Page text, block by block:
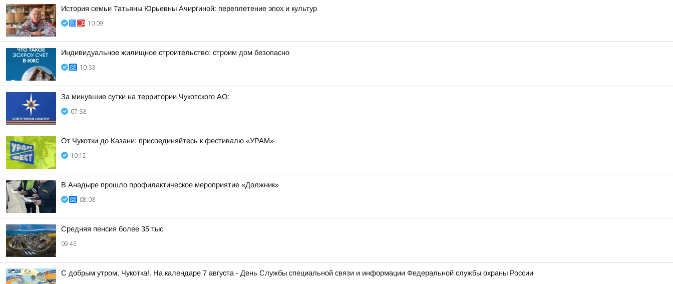
История семьи Татьяны Юрьевны Ачиргиной: переплетение эпох и культур
10:09
Индивидуальное жилищное строительство: строим дом безопасно
10:33
За минувшие сутки на территории Чукотского АО:
07:33
От Чукотки до Казани: присоединяйтесь к фестивалю «УРАМ»
10:12
В Анадыре прошло профилактическое мероприятие «Должник»
08:03
Средняя пенсия более 35 тыс
09:45
С добрым утром, Чукотка!. На календаре 7 августа - День Службы специальной связи и информации Федеральной службы охраны России